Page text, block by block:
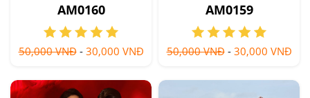
AM0160
50,000 VNĐ- 30,000 VNĐ
AM0159
50,000 VNĐ- 30,000 VNĐ